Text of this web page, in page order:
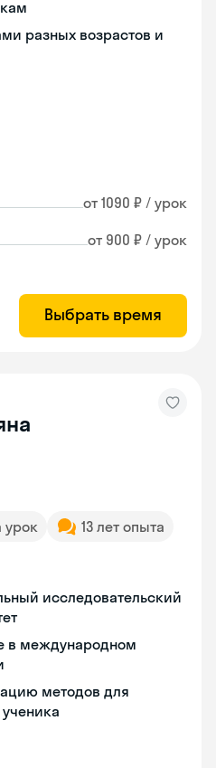
разных возрастов и
от 1090 ₽ / урок
от 900 ₽ / урок
Выбрать время
урок
13 лет опыта
исследовательский
в международном
методов для